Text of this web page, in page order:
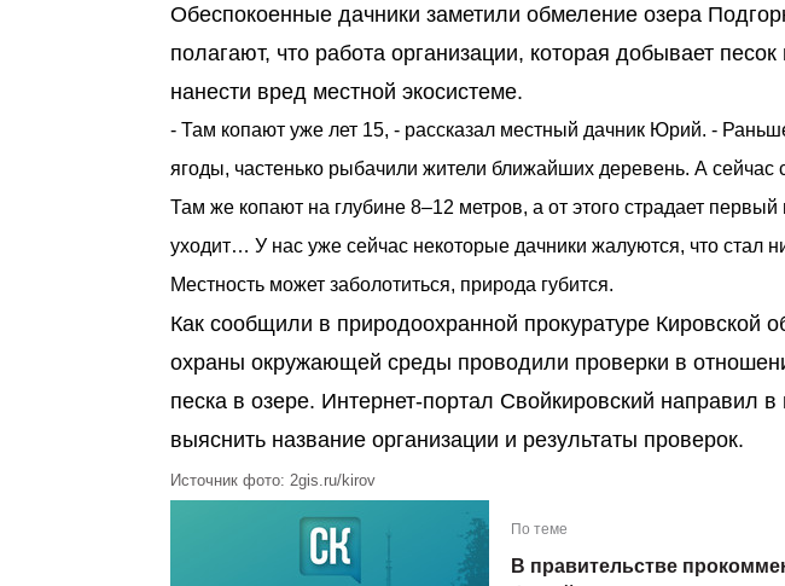
Обеспокоенные дачники заметили обмеление озера
полагают, что работа организации, которая добывает
нанести вред местной экосистеме.
- Там копают уже лет 15, - рассказал местный дачник Юрий. -
ягоды, частенько рыбачили жители ближайших деревень. А сейчас
Там же копают на глубине 8–12 метров, а от этого страдает
уходит… У нас уже сейчас некоторые дачники жалуются, что стал
Местность может заболотиться, природа губится.
Как сообщили в природоохранной прокуратуре Кировской
охраны окружающей среды проводили проверки в
песка в озере. Интернет-портал Свойкировский направил
выяснить название организации и результаты проверок.
Источник фото: 2gis.ru/kirov
По теме
В правительстве